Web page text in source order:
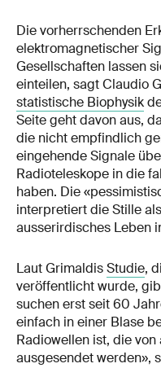
Die vorherrschenden
elektromagnetischer
Gesellschaften lassen
einteilen, sagt Claudio
statistische Biophysik
Seite geht davon aus,
die nicht empfindlich
eingehende Signale
Radioteleskope in die
haben. Die
interpretiert die Stille
ausserirdisches Leben
Laut GrimaldisStudie,
veröffentlicht wurde,
suchen erst seit 60
einfach in einer Blase
Radiowellen ist, die
ausgesendet werden»,